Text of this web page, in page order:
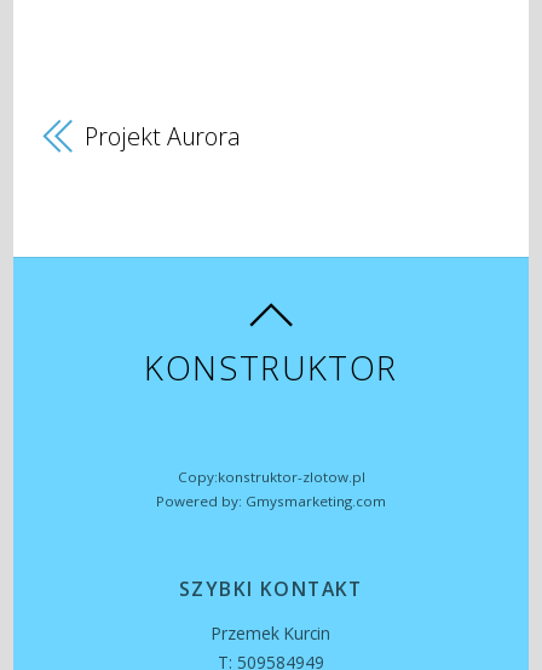
Projekt Aurora
KONSTRUKTOR
Copy:konstruktor-zlotow.pl
Powered by: Gmysmarketing.com
SZYBKI KONTAKT
Przemek Kurcin
T: 509584949